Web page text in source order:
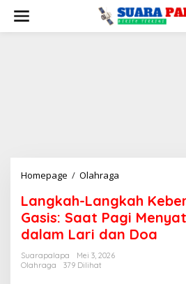
konten
Homepage / Olahraga
Kebersamaan
di
Gasis:
Langkah-Langkah
Gasis: Saat Pagi
dalam Lari dan Doa
Suarapalapa
Mei 3, 2026
Olahraga
379 Dilihat